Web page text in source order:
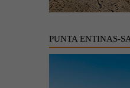
PUNTA ENTINAS-